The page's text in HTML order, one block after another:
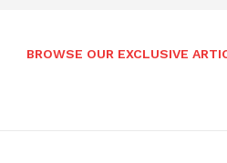
BROWSE OUR EXCLUSIVE